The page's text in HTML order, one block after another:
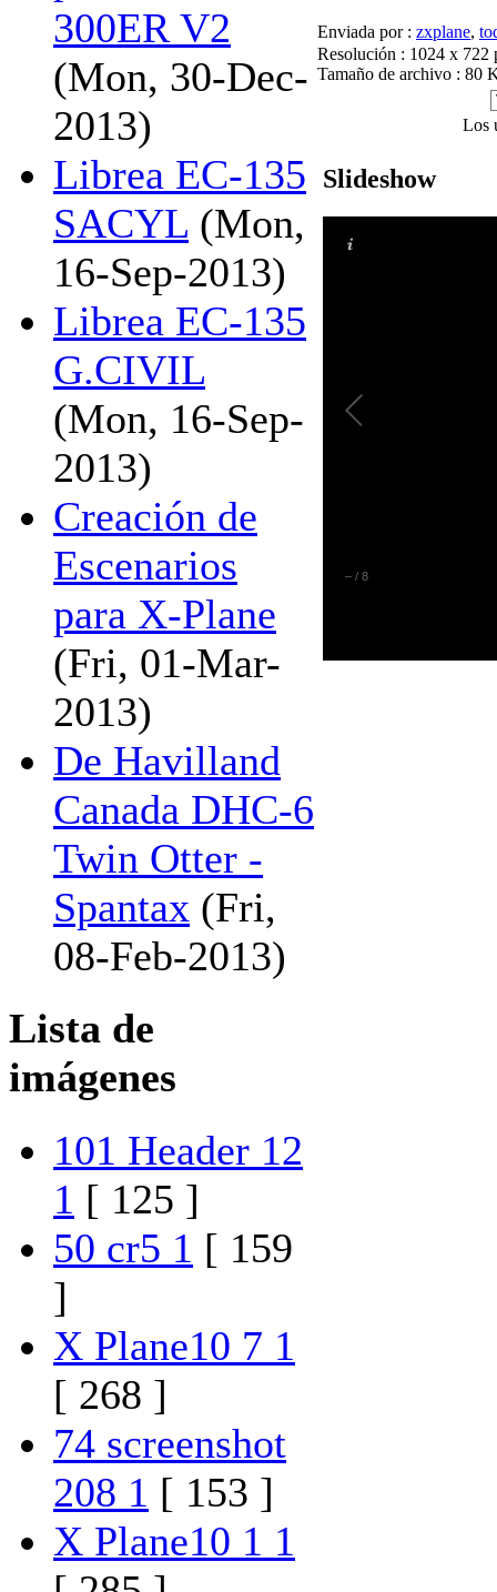
300ER V2
(Mon, 30-Dec-
2013)
Librea EC-135
SACYL (Mon,
16-Sep-2013)
Librea EC-135
G.CIVIL
(Mon, 16-Sep-
2013)
Creación de
Escenarios
para X-Plane
(Fri, 01-Mar-
2013)
De Havilland
Canada DHC-6
Twin Otter -
Spantax (Fri,
08-Feb-2013)
Lista de
imágenes
101 Header 12
1 [ 125 ]
50 cr5 1 [ 159
]
X Plane10 7 1
[ 268 ]
74 screenshot
208 1 [ 153 ]
X Plane10 1 1
Enviada por : zxplane,
Resolución : 1024 x 722
Tamaño de archivo : 80
Los
Slideshow
– / 8